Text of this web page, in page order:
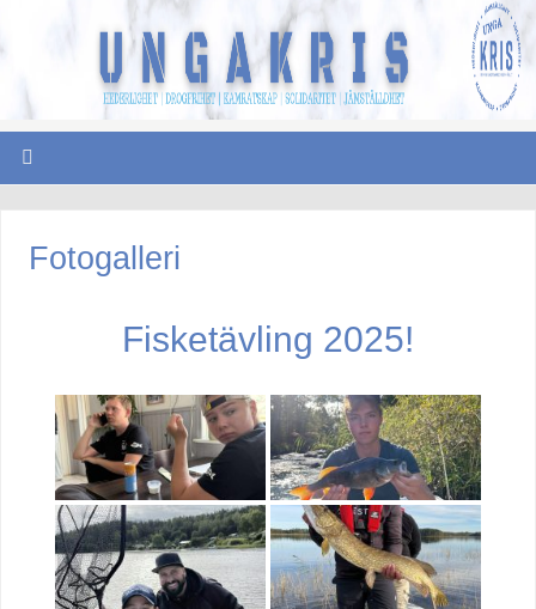
Fotogalleri
Fisketävling 2025!